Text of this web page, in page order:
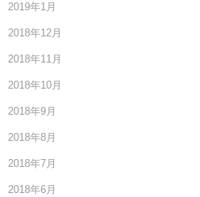
2019年1月
2018年12月
2018年11月
2018年10月
2018年9月
2018年8月
2018年7月
2018年6月